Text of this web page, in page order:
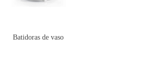
Batidoras de vaso